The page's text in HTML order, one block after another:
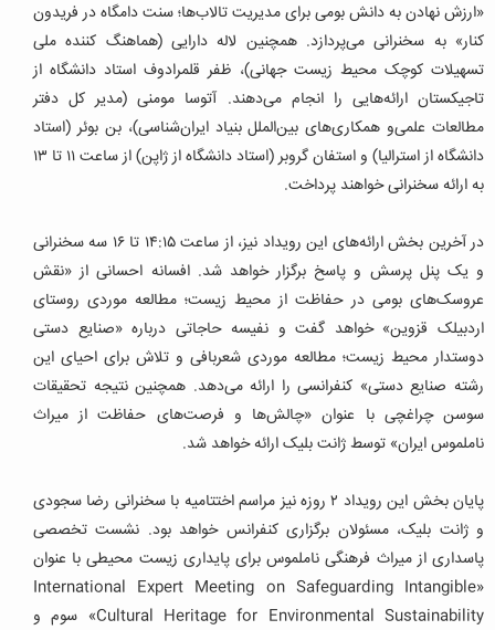
«ارزش نهادن به دانش بومی برای مدیریت تالاب‌ها؛ سنت دامگاه در فریدون
کنار» به سخنرانی می‌پردازد. همچنین لاله دارایی (هماهنگ کننده ملی
تسهیلات کوچک محیط زیست جهانی)، ظفر قلمرادوف استاد دانشگاه از
تاجیکستان ارائه‌هایی را انجام می‌دهند. آتوسا مومنی (مدیر کل دفتر
مطالعات علمی‌و همکاری‌های بین‌الملل بنیاد ایران‌شناسی)، بن بوئر (استاد
دانشگاه از استرالیا) و استفان گروبر (استاد دانشگاه از ژاپن) از ساعت ۱۱ تا ۱۳
به ارائه سخنرانی خواهند پرداخت.
در آخرین بخش ارائه‌های این رویداد نیز، از ساعت ۱۴:۱۵ تا ۱۶ سه سخنرانی
و یک پنل پرسش و پاسخ برگزار خواهد شد. افسانه احسانی از «نقش
عروسک‌های بومی در حفاظت از محیط زیست؛ مطالعه موردی روستای
اردبیلک قزوین» خواهد گفت و نفیسه حاجاتی درباره «صنایع دستی
دوستدار محیط زیست؛ مطالعه موردی شعربافی و تلاش برای احیای این
رشته صنایع دستی» کنفرانسی را ارائه می‌دهد. همچنین نتیجه تحقیقات
سوسن چراغچی با عنوان «چالش‌ها و فرصت‌های حفاظت از میراث
ناملموس ایران» توسط ژانت بلیک ارائه خواهد شد.
پایان بخش این رویداد ۲ روزه نیز مراسم اختتامیه با سخنرانی رضا سجودی
و ژانت بلیک، مسئولان برگزاری کنفرانس خواهد بود. نشست تخصصی
پاسداری از میراث فرهنگی ناملموس برای پایداری زیست محیطی با عنوان
«International Expert Meeting on Safeguarding Intangible
Cultural Heritage for Environmental Sustainability» سوم و